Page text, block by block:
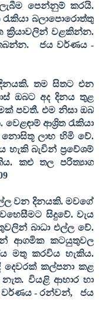
පෙන්නුම් කරයි.
රැකියා බලාපොරොත්තු
ක්‍රියාවලින් වළකින්න.
.
ජය වර්ණය -
තම සිතට එන
ඔබට අද දිනය තුළ
පවතී. එම නිසා ඔබ
ආශ්‍රිත රැකියා
ලාභ හිමි වේ.
හැකි බැවින් ප්‍රවේශම්
කළු තල පරිත්‍යාග
වන දිනයකි. මවගේ
සිදුවේ. වැය
බාධා එල්ල වේ.
ආගමික කටයුතුවල
මතු කරවිය හැකිය.
දෙවරක් කල්පනා කළ
වියළි ආහාර හා
වර්ණය - රන්වන්,
ජය